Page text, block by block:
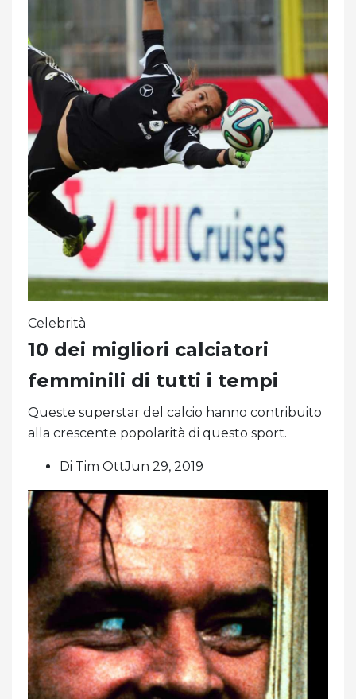
Celebrità
10 dei migliori calciatori
femminili di tutti i tempi
Queste superstar del calcio hanno contribuito
alla crescente popolarità di questo sport.
Di Tim OttJun 29, 2019